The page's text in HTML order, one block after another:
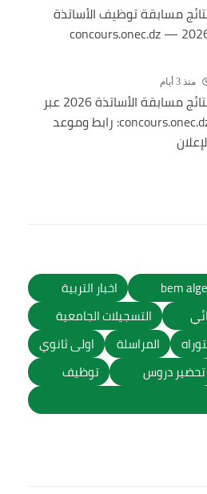
مسابقة توظيف الأساتذة
2026 —
منذ 3 أيام
نتائج مسابقة الأساتذة 2026 عبر
concours.onec.dz: رابط وموعد
bem
اخبار التربية
التسجيلات الجامعية
المراسلة
اولى ثانوي
تحضير دروس
توظيف